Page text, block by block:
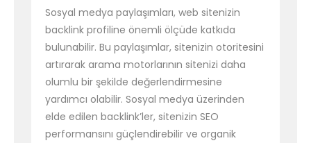
Sosyal medya paylaşımları, web sitenizin
backlink profiline önemli ölçüde katkıda
bulunabilir. Bu paylaşımlar, sitenizin otoritesini
artırarak arama motorlarının sitenizi daha
olumlu bir şekilde değerlendirmesine
yardımcı olabilir. Sosyal medya üzerinden
elde edilen backlink’ler, sitenizin SEO
performansını güçlendirebilir ve organik